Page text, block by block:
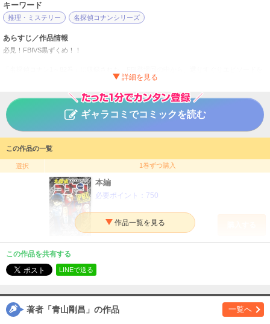
キーワード
推理・ミステリー 名探偵コナンシリーズ
あらすじ／作品情報
必見！FBIVS黒ずくめ！！
タイトル 名探偵コナン FBIセレクション
青山剛昌
掲載誌
出版社
ギャラコミでコミックを読む
この作品の一覧
選択 1巻ずつ購入
本編
必要ポイント： 750
この作品を共有する
LINEで送る
著者「青山剛昌」の作品 一覧へ